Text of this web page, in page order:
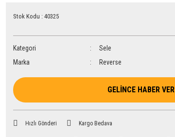
Stok Kodu : 40325
Kategori
Sele
Marka
Reverse
GELİNCE HABER VER
Hızlı Gönderi Kargo Bedava